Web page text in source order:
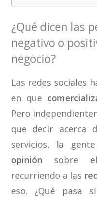
¿Qué dicen las
negativo o
negocio?
Las redes sociales
en que
Pero
que decir acerca
servicios, la
opinión sobre
recurriendo a las
eso. ¿Qué pasa